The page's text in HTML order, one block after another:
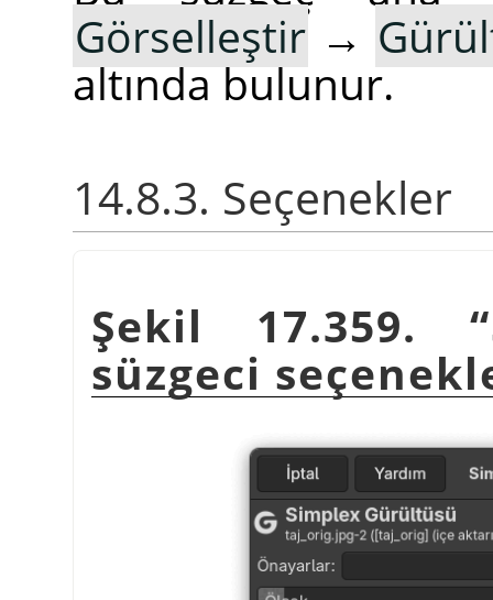
Görselleştir →
altında bulunur.
14.8.3. Seçenekler
Şekil 17.359. “
süzgeci